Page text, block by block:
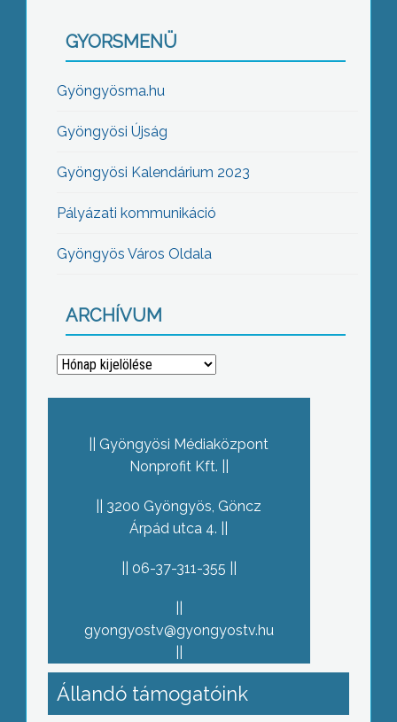
GYORSMENÜ
Gyöngyösma.hu
Gyöngyösi Újság
Gyöngyösi Kalendárium 2023
Pályázati kommunikáció
Gyöngyös Város Oldala
ARCHÍVUM
Archívum
Gyöngyösi Médiaközpont
Nonprofit Kft.
3200 Gyöngyös, Göncz
Árpád utca 4.
06-37-311-355
gyongyostv@gyongyostv.hu
Állandó támogatóink